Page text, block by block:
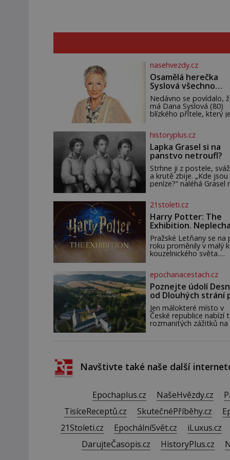
nasehvezdy.cz
Osamělá herečka
Syslová všechno
vzdala?
Nedávno se povídalo,
má Dana Syslová (80)
blízkého přítele, který
posledních dnech čím dál
častěji mluví o svém
odchodu. Dohnala ji snad
samota? Půs
historyplus.cz
Lapka Grasel si na
panstvo netroufl?
Strhne ji z postele,
a krutě zbije. „Kde jsou
peníze?“ naléhá Grasel
ani nemůže, protože
žádné nemá, spokojí se
lupič s několika měďáky a
štůčky látky. Zraněná
pár dní nato umírá. Je to
muž nebývale krutý.
činy budí hrůzu ještě
21stoleti.cz
Harry Potter: The
Exhibition. Neplecha
zahájena…
Pražské Letňany se na
roku proměnily v malý
kouzelnického světa.
Česka originální filmové
kostýmy a rekvizity,
Bradavice, Hagridovu
i uč
epochanacestach.cz
Poznejte údolí
od Dlouhých strání
termální prameny
Jen málokteré místo v
České republice nabízí
rozmanitých zážitků na
do útrob jedné z
nejvýznamnějších
projet se na koloběžce
den zakončit
památek ve Velkých
Losinách nebo v
Navštivte také naše další
Epochaplus.cz NašeHvězdy.cz
TisíceReceptů.cz
SkutečnéPříběhy.cz
21Stoleti.cz
EpochálníSvět.cz iLuxus.cz
DarujteČasopis.cz
HistoryPlus.cz